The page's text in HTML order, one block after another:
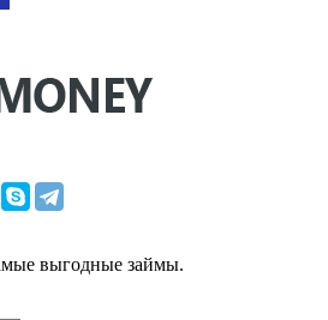
выгодные займы.